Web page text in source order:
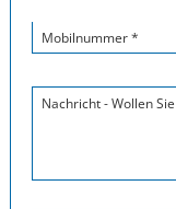
Mobilnummer *
Nachricht - Wollen